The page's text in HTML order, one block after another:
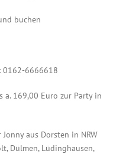
buchen
0162-6666618
a. 169,00 Euro zur Party in
aus Dorsten in NRW
Dülmen, Lüdinghausen,